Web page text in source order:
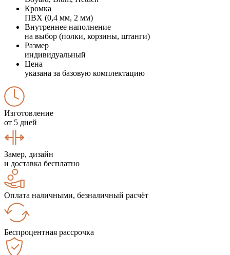
Кромка
ПВХ (0,4 мм, 2 мм)
Внутреннее наполнение
на выбор (полки, корзины, штанги)
Размер
индивидуальный
Цена
указана за базовую комплектацию
Изготовление
от 5 дней
Замер, дизайн
и доставка бесплатно
Оплата наличными, безналичный расчёт
Беспроцентная рассрочка